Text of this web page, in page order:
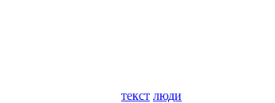
текст люди